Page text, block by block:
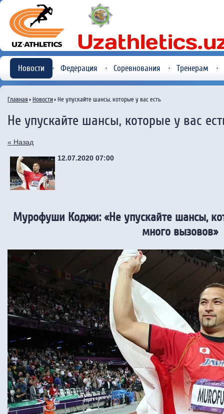
Новости Федерация Соревнования Тренерам
Главная Новости Не упускайте шансы, которые у вас есть
Не упускайте шансы, которые у вас
« Назад
12.07.2020 07:00
Мурофуши Коджи: «Не упускайте шансы,
много вызовов»